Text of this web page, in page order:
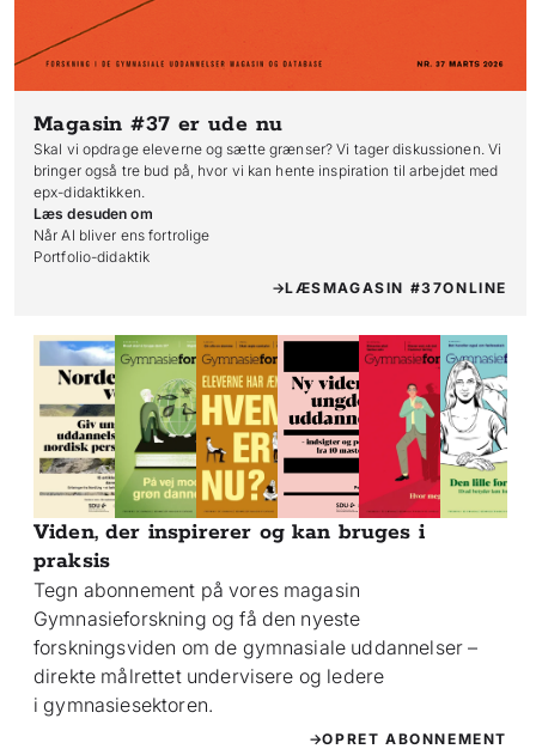
Magasin #37 er ude nu
Skal vi opdrage eleverne og sætte grænser? Vi tager diskussionen. Vi
bringer også tre bud på, hvor vi kan hente inspiration til arbejdet med
epx-didaktikken.
Læs desuden om
Når AI bliver ens fortrolige
Portfolio-didaktik
LÆSMAGASIN #37ONLINE
Viden, der inspirerer og kan bruges i
praksis
Tegn abonnement på vores magasin
Gymnasieforskning og få den nyeste
forskningsviden om de gymnasiale uddannelser –
direkte målrettet undervisere og ledere
i gymnasiesektoren.
OPRET ABONNEMENT